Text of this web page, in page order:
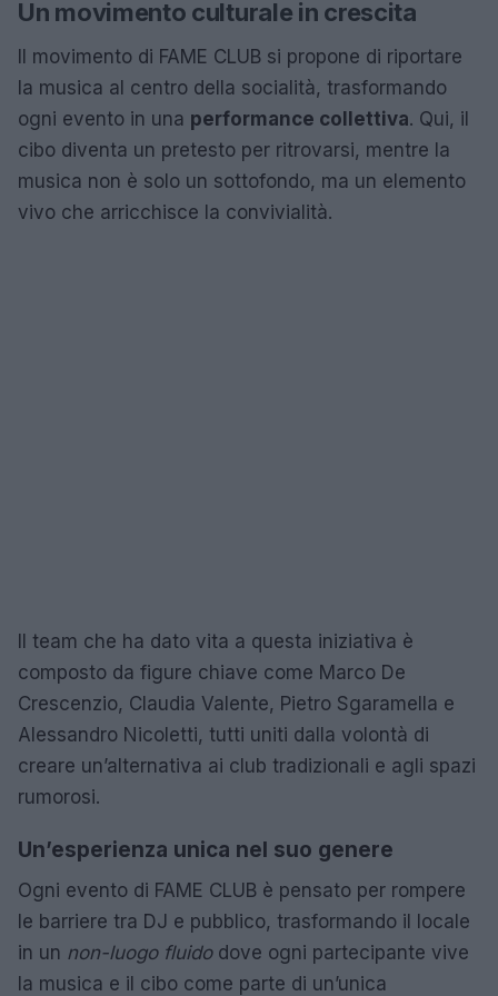
Un movimento culturale in crescita
Il movimento di FAME CLUB si propone di riportare
la musica al centro della socialità, trasformando
ogni evento in una performance collettiva. Qui, il
cibo diventa un pretesto per ritrovarsi, mentre la
musica non è solo un sottofondo, ma un elemento
vivo che arricchisce la convivialità.
Il team che ha dato vita a questa iniziativa è
composto da figure chiave come Marco De
Crescenzio, Claudia Valente, Pietro Sgaramella e
Alessandro Nicoletti, tutti uniti dalla volontà di
creare un’alternativa ai club tradizionali e agli spazi
rumorosi.
Un’esperienza unica nel suo genere
Ogni evento di FAME CLUB è pensato per rompere
le barriere tra DJ e pubblico, trasformando il locale
in un non-luogo fluidodove ogni partecipante vive
la musica e il cibo come parte di un’unica